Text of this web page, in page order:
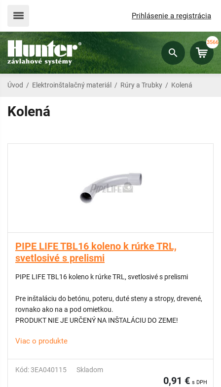
Prihlásenie a registrácia
3566
Úvod / Elektroinštalačný materiál / Rúry a Trubky / Kolená
Kolená
PIPE LIFE TBL16 koleno k rúrke TRL,
svetlosivé s prelismi
PIPE LIFE TBL16 koleno k rúrke TRL, svetlosivé s prelismi
Pre inštaláciu do betónu, poteru, duté steny a stropy, drevené,
rovnako ako na a pod omietkou.
PRODUKT NIE JE URČENÝ NA INŠTALÁCIU DO ZEME!
Viac o produkte
Kód: 3EA040115 Skladom
0,91 € s DPH